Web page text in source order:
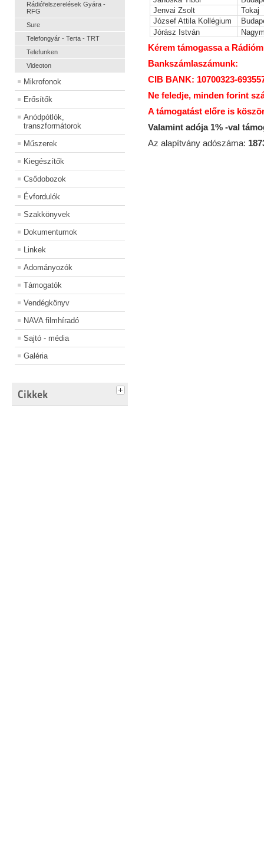
Rádiófelszerelések Gyára -
RFG
Sure
Telefongyár - Terta - TRT
Telefunken
Videoton
Mikrofonok
Erősítők
Anódpótlók,
transzformátorok
Műszerek
Kiegészítők
Csődobozok
Évfordulók
Szakkönyvek
Dokumentumok
Linkek
Adományozók
Támogatók
Vendégkönyv
NAVA filmhíradó
Sajtó - média
Galéria
Cikkek
Jenvai Zsolt
Tokaj
József Attila Kollégium
Jórász István
Kérem támogassa a
Bankszámlaszámunk:
CIB BANK: 10700323-
Ne feledje, minden forint
A támogatást előre is
Valamint adója 1% -val
Az alapítvány adószáma: